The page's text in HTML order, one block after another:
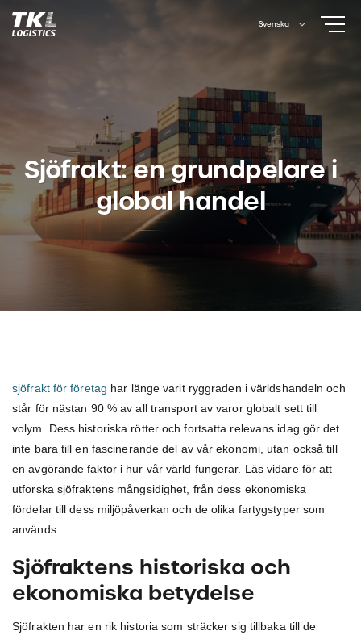
Skip
to
Svenska
Sjöfrakt: en grundpelare i
global handel
sjöfrakt för företag har länge varit ryggraden i världshandeln och
står för nästan 90 % av all transport av varor globalt sett till
volym. Dess historiska rötter och fortsatta relevans idag gör det
inte bara till en fascinerande del av vår ekonomi, utan också till
en avgörande faktor i hur vår värld fungerar. Läs vidare för att
utforska sjöfraktens mångsidighet, från dess ekonomiska
fördelar till dess miljöpåverkan och de olika fartygstyper som
används.
Sjöfraktens historiska och
ekonomiska betydelse
Sjöfrakten har en rik historia som sträcker sig tillbaka till de